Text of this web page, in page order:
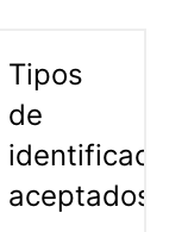
Tipos
de
aceptados